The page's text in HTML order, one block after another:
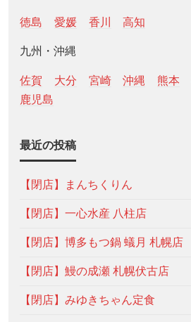
徳島 愛媛 香川 高知
九州・沖縄
佐賀 大分 宮崎 沖縄 熊本
鹿児島
最近の投稿
【閉店】まんちくりん
【閉店】一心水産 八柱店
【閉店】博多もつ鍋 蟻月 札幌店
【閉店】鰻の成瀬 札幌伏古店
【閉店】みゆきちゃん定食